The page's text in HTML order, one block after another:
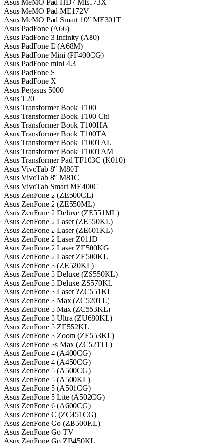
Asus MeMO Pad HD7 ME173X
Asus MeMO Pad ME172V
Asus MeMO Pad Smart 10″ ME301T
Asus PadFone (A66)
Asus PadFone 3 Infinity (A80)
Asus PadFone E (A68M)
Asus PadFone Mini (PF400CG)
Asus PadFone mini 4.3
Asus PadFone S
Asus PadFone X
Asus Pegasus 5000
Asus T20
Asus Transformer Book T100
Asus Transformer Book T100 Chi
Asus Transformer Book T100HA
Asus Transformer Book T100TA
Asus Transformer Book T100TAL
Asus Transformer Book T100TAM
Asus Transformer Pad TF103C (K010)
Asus VivoTab 8″ M80T
Asus VivoTab 8″ M81C
Asus VivoTab Smart ME400C
Asus ZenFone 2 (ZE500CL)
Asus ZenFone 2 (ZE550ML)
Asus ZenFone 2 Deluxe (ZE551ML)
Asus ZenFone 2 Laser (ZE550KL)
Asus ZenFone 2 Laser (ZE601KL)
Asus ZenFone 2 Laser Z011D
Asus ZenFone 2 Laser ZE500KG
Asus ZenFone 2 Laser ZE500KL
Asus ZenFone 3 (ZE520KL)
Asus ZenFone 3 Deluxe (ZS550KL)
Asus ZenFone 3 Deluxe ZS570KL
Asus ZenFone 3 Laser ?ZC551KL
Asus ZenFone 3 Max (ZC520TL)
Asus ZenFone 3 Max (ZC553KL)
Asus ZenFone 3 Ultra (ZU680KL)
Asus ZenFone 3 ZE552KL
Asus ZenFone 3 Zoom (ZE553KL)
Asus ZenFone 3s Max (ZC521TL)
Asus ZenFone 4 (A400CG)
Asus ZenFone 4 (A450CG)
Asus ZenFone 5 (A500CG)
Asus ZenFone 5 (A500KL)
Asus ZenFone 5 (A501CG)
Asus ZenFone 5 Lite (A502CG)
Asus ZenFone 6 (A600CG)
Asus ZenFone C (ZC451CG)
Asus ZenFone Go (ZB500KL)
Asus ZenFone Go TV
Asus ZenFone Go ZB450KL